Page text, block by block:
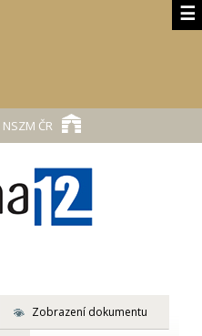
☰
NSZM ČR
Zobrazení dokumentu